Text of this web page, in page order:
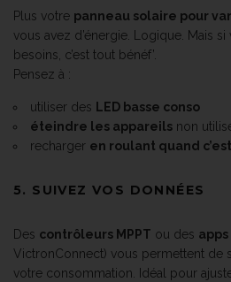
Plus votre panneau solaire pour
vous avez d’énergie. Logique. Mais
besoins, c’est tout bénéf’.
Pensez à :
utiliser des LED basse conso
éteindre les appareils non
recharger en roulant quand
5. SUIVEZ VOS DONNÉES
Des contrôleurs MPPT ou des
VictronConnect) vous permettent de
votre consommation. Idéal pour